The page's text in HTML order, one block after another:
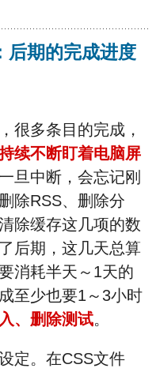
后期的完成进度
很多条目的完成，
续不断盯着电脑屏
旦中断，会忘记刚
除RSS、删除分
除缓存这几项的数
后期，这几天总算
消耗半天～1天的
至少也要1～3小时
、删除测试。
定。在CSS文件